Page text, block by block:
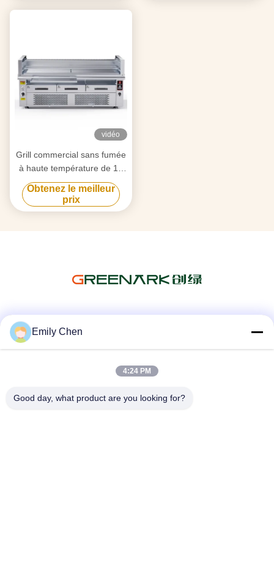
vidéo
Grill commercial sans fumée
à haute température de 15
kW
Obtenez le meilleur
prix
Emily Chen
4:24 PM
Good day, what product are you looking for?